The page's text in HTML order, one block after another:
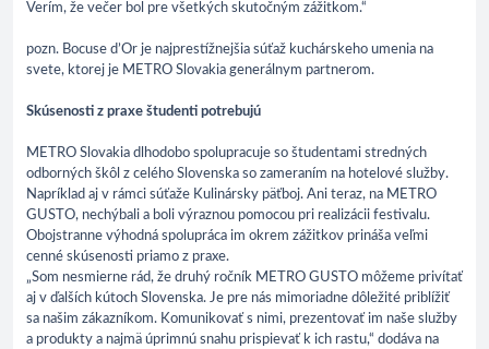
Verím, že večer bol pre všetkých skutočným zážitkom.“
pozn. Bocuse d’Or je najprestížnejšia súťaž kuchárskeho umenia na
svete, ktorej je METRO Slovakia generálnym partnerom.
Skúsenosti z praxe študenti potrebujú
METRO Slovakia dlhodobo spolupracuje so študentami stredných
odborných škôl z celého Slovenska so zameraním na hotelové služby.
Napríklad aj v rámci súťaže Kulinársky päťboj. Ani teraz, na METRO
GUSTO, nechýbali a boli výraznou pomocou pri realizácii festivalu.
Obojstranne výhodná spolupráca im okrem zážitkov prináša veľmi
cenné skúsenosti priamo z praxe.
„Som nesmierne rád, že druhý ročník METRO GUSTO môžeme privítať
aj v ďalších kútoch Slovenska. Je pre nás mimoriadne dôležité priblížiť
sa našim zákazníkom. Komunikovať s nimi, prezentovať im naše služby
a produkty a najmä úprimnú snahu prispievať k ich rastu,“ dodáva na